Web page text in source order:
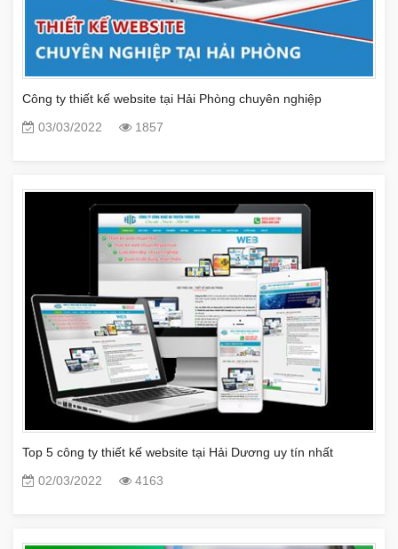
Công ty thiết kế website tại Hải Phòng chuyên nghiệp
03/03/2022
1857
Top 5 công ty thiết kế website tại Hải Dương uy tín nhất
02/03/2022
4163